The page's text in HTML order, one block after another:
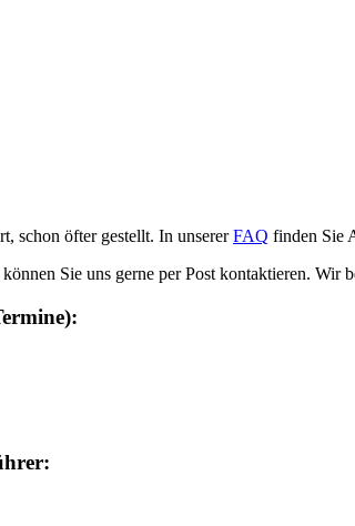
schon öfter gestellt. In unsererFAQ finden Sie
Sie uns gerne per Post kontaktieren. Wir